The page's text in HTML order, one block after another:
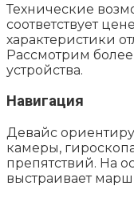
Технические
соответствует
характеристики
Рассмотрим
устройства.
Навигация
Девайс
камеры,
препятствий. На
выстраивает